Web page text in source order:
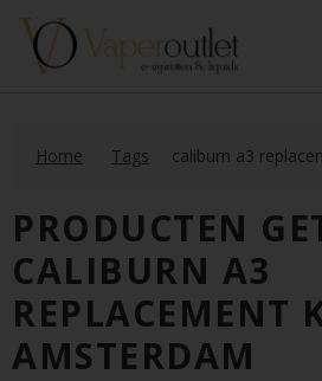
Home Tags caliburn a3
PRODUCTEN
CALIBURN A3
REPLACEMENT
AMSTERDAM